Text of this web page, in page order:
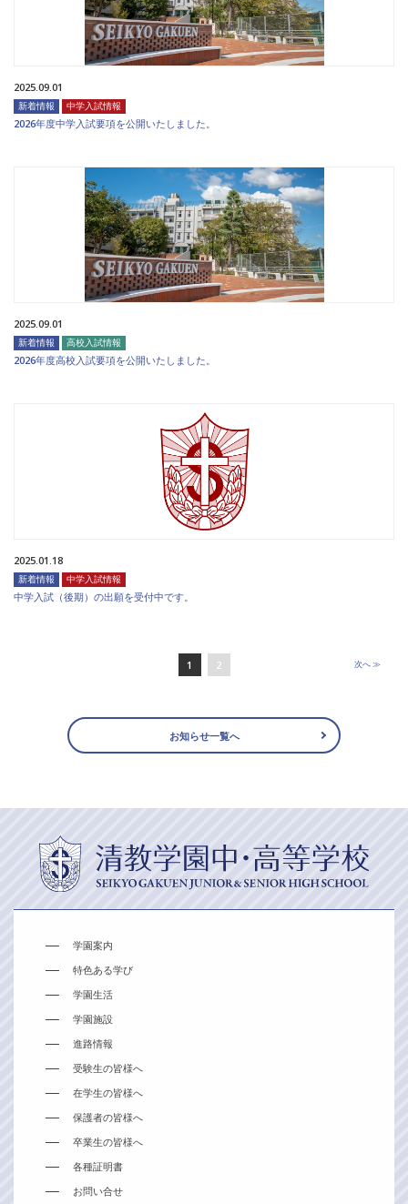
2025.09.01
新着情報 中学入試情報
2026年度中学入試要項を公開いたしました。
2025.09.01
新着情報 高校入試情報
2026年度高校入試要項を公開いたしました。
2025.01.18
新着情報 中学入試情報
中学入試（後期）の出願を受付中です。
1 2 次へ ≫
お知らせ一覧へ
学園案内
特色ある学び
学園生活
学園施設
進路情報
受験生の皆様へ
在学生の皆様へ
保護者の皆様へ
卒業生の皆様へ
各種証明書
お問い合せ